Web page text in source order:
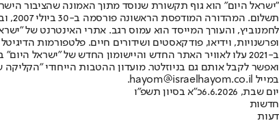
"ישראל היום" הוא גוף תקשורת שנוסד מתוך האמונה שהציבור
ופרשנויות, וידיאו, פודקאסטים ושידורים חיים. פלטפורמות
ב-2021 עלו לאוויר האתר החדש והיישומון החדש של
ואפשר לקבל אותם גם בניוזלטר. מועדון ההטבות הייחודי
במייל hayom@israelhayom.co.il.
יום שבת, 6.6.2026
כ"א בסיון תשפ"ו
חדשות
דעות